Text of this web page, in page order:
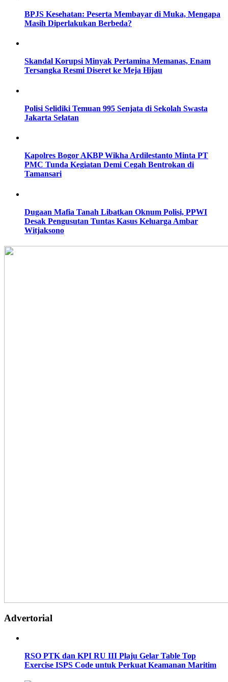
BPJS Kesehatan: Peserta Membayar di Muka, Mengapa
Masih Diperlakukan Berbeda?
Skandal Korupsi Minyak Pertamina Memanas, Enam
Tersangka Resmi Diseret ke Meja Hijau
Polisi Selidiki Temuan 995 Senjata di Sekolah Swasta
Jakarta Selatan
Kapolres Bogor AKBP Wikha Ardilestanto Minta PT
PMC Tunda Kegiatan Demi Cegah Bentrokan di
Tamansari
Dugaan Mafia Tanah Libatkan Oknum Polisi, PPWI
Desak Pengusutan Tuntas Kasus Keluarga Ambar
Witjaksono
Advertorial
RSO PTK dan KPI RU III Plaju Gelar Table Top
Exercise ISPS Code untuk Perkuat Keamanan Maritim